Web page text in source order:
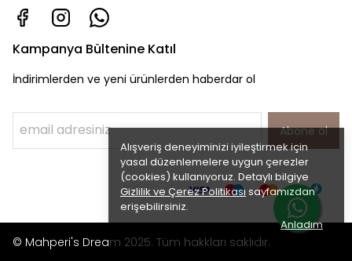
Alışveriş deneyiminizi iyileştirmek için
yasal düzenlemelere uygun çerezler
(cookies) kullanıyoruz. Detaylı bilgiye
Gizlilik ve Çerez Politikası sayfamızdan
erişebilirsiniz.
Anladım
Kampanya Bültenine Katıl
İndirimlerden ve yeni ürünlerden haberdar ol
Abone ol
© Mahperi's Dream 2025. Tüm hakkları saklıdır.